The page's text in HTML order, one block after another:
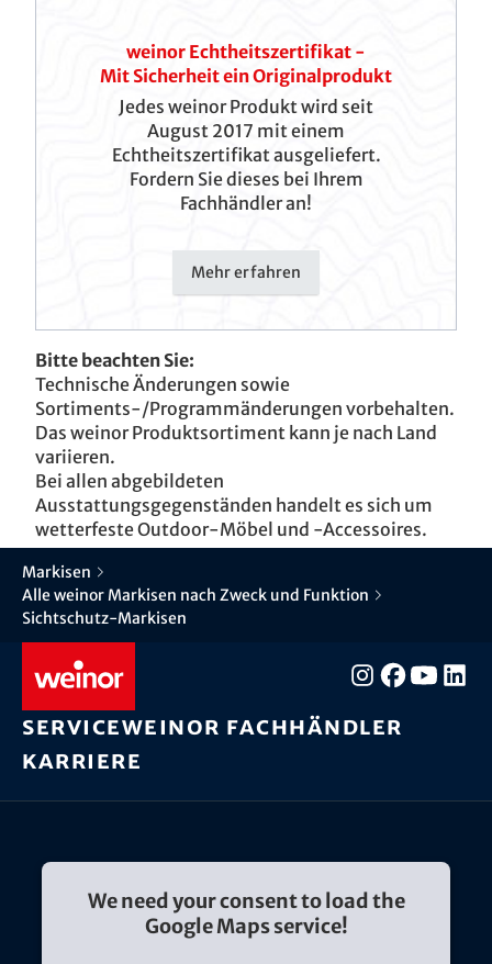
weinor Echtheitszertifikat -
Mit Sicherheit ein Originalprodukt
Jedes weinor Produkt wird seit
August 2017 mit einem
Echtheitszertifikat ausgeliefert.
Fordern Sie dieses bei Ihrem
Fachhändler an!
Mehr erfahren
Bitte beachten Sie:
Technische Änderungen sowie
Sortiments-/Programmänderungen vorbehalten.
Das weinor Produktsortiment kann je nach Land
variieren.
Bei allen abgebildeten
Ausstattungsgegenständen handelt es sich um
wetterfeste Outdoor-Möbel und -Accessoires.
Markisen
Alle weinor Markisen nach Zweck und Funktion
Sichtschutz-Markisen
Serviceweinor Fachhändler
Karriere
We need your consent to load the
Google Maps service!